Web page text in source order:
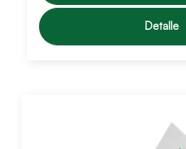
Detalle